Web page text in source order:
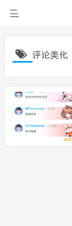
评论美化